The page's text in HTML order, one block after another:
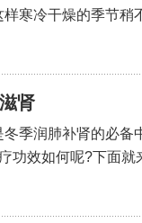
寒冷干燥的季节稍
肾
季润肺补肾的必备
功效如何呢?下面就